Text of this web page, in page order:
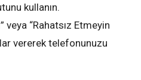
kullanın.
“Rahatsız Etmeyin
vererek telefonunuzu